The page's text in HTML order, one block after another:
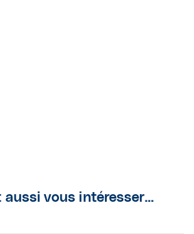
aussi vous intéresser…